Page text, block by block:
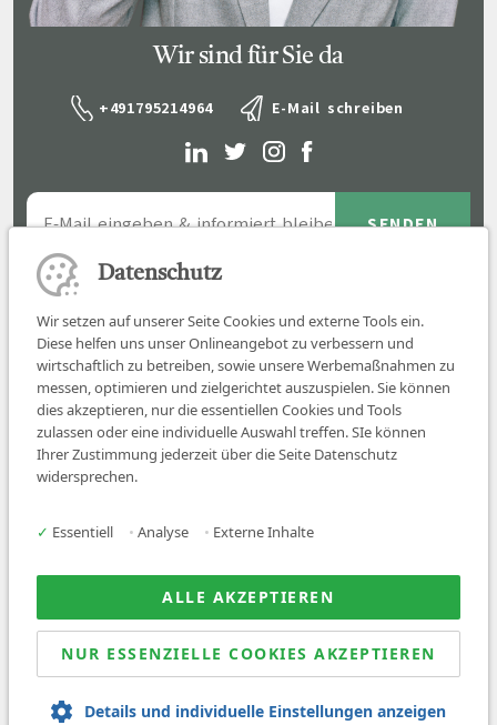
Wir sind für Sie da
+491795214964 E-Mail schreiben
Job finden
Über uns
News
© 2026 Sanovetis. All rights reserved.
Datenschutz
Wir setzen auf unserer Seite Cookies und externe Tools ein.
Diese helfen uns unser Onlineangebot zu verbessern und
wirtschaftlich zu betreiben, sowie unsere Werbemaßnahmen zu
messen, optimieren und zielgerichtet auszuspielen. Sie können
dies akzeptieren, nur die essentiellen Cookies und Tools
zulassen oder eine individuelle Auswahl treffen. SIe können
Ihrer Zustimmung jederzeit über die Seite Datenschutz
widersprechen.
✓ Essentiell • Analyse • Externe Inhalte
ALLE AKZEPTIEREN
NUR ESSENZIELLE COOKIES AKZEPTIEREN
Details und individuelle Einstellungen anzeigen